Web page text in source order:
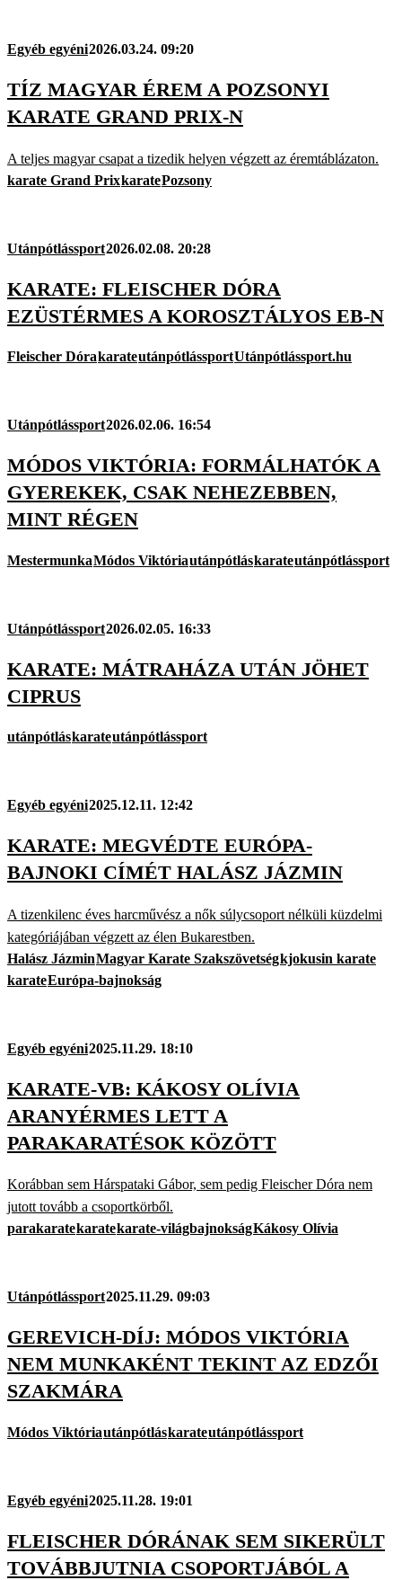
Egyéb egyéni2026.03.24. 09:20
TÍZ MAGYAR ÉREM A POZSONYI
KARATE GRAND PRIX-N
A teljes magyar csapat a tizedik helyen végzett az éremtáblázaton.
karate Grand PrixkaratePozsony
Utánpótlássport2026.02.08. 20:28
KARATE: FLEISCHER DÓRA
EZÜSTÉRMES A KOROSZTÁLYOS EB-N
Fleischer DórakarateutánpótlássportUtánpótlássport.hu
Utánpótlássport2026.02.06. 16:54
MÓDOS VIKTÓRIA: FORMÁLHATÓK A
GYEREKEK, CSAK NEHEZEBBEN,
MINT RÉGEN
MestermunkaMódos Viktóriautánpótláskarateutánpótlássport
Utánpótlássport2026.02.05. 16:33
KARATE: MÁTRAHÁZA UTÁN JÖHET
CIPRUS
utánpótláskarateutánpótlássport
Egyéb egyéni2025.12.11. 12:42
KARATE: MEGVÉDTE EURÓPA-
BAJNOKI CÍMÉT HALÁSZ JÁZMIN
A tizenkilenc éves harcművész a nők súlycsoport nélküli küzdelmi
kategóriájában végzett az élen Bukarestben.
Halász JázminMagyar Karate Szakszövetségkjokusin karate
karateEurópa-bajnokság
Egyéb egyéni2025.11.29. 18:10
KARATE-VB: KÁKOSY OLÍVIA
ARANYÉRMES LETT A
PARAKARATÉSOK KÖZÖTT
Korábban sem Hárspataki Gábor, sem pedig Fleischer Dóra nem
jutott tovább a csoportkörből.
parakaratekaratekarate-világbajnokságKákosy Olívia
Utánpótlássport2025.11.29. 09:03
GEREVICH-DÍJ: MÓDOS VIKTÓRIA
NEM MUNKAKÉNT TEKINT AZ EDZŐI
SZAKMÁRA
Módos Viktóriautánpótláskarateutánpótlássport
Egyéb egyéni2025.11.28. 19:01
FLEISCHER DÓRÁNAK SEM SIKERÜLT
TOVÁBBJUTNIA CSOPORTJÁBÓL A